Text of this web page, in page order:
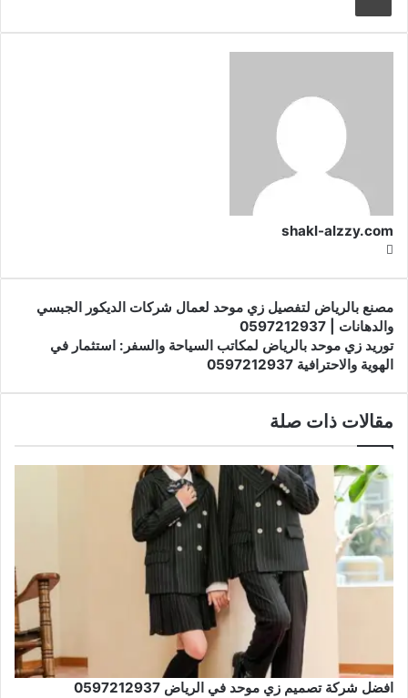
shakl-alzzy.com
مصنع بالرياض لتفصيل زي موحد لعمال شركات الديكور الجبسي
والدهانات | 0597212937
توريد زي موحد بالرياض لمكاتب السياحة والسفر: استثمار في
الهوية والاحترافية 0597212937
مقالات ذات صلة
افضل شركة تصميم زي موحد في الرياض 0597212937